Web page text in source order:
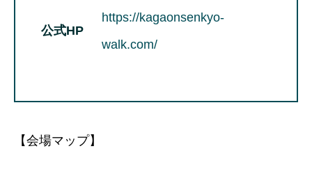
公式HP
https://kagaonsenkyo-
walk.com/
【会場マップ】